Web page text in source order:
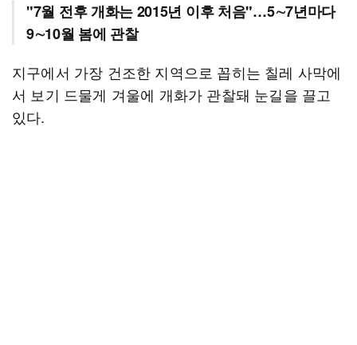
"7월 전후 개화는 2015년 이후 처음"…5∼7년마다
9∼10월 봄에 관찰
지구에서 가장 건조한 지역으로 꼽히는 칠레 사막에
서 보기 드물게 겨울에 개화가 관찰돼 눈길을 끌고
있다.